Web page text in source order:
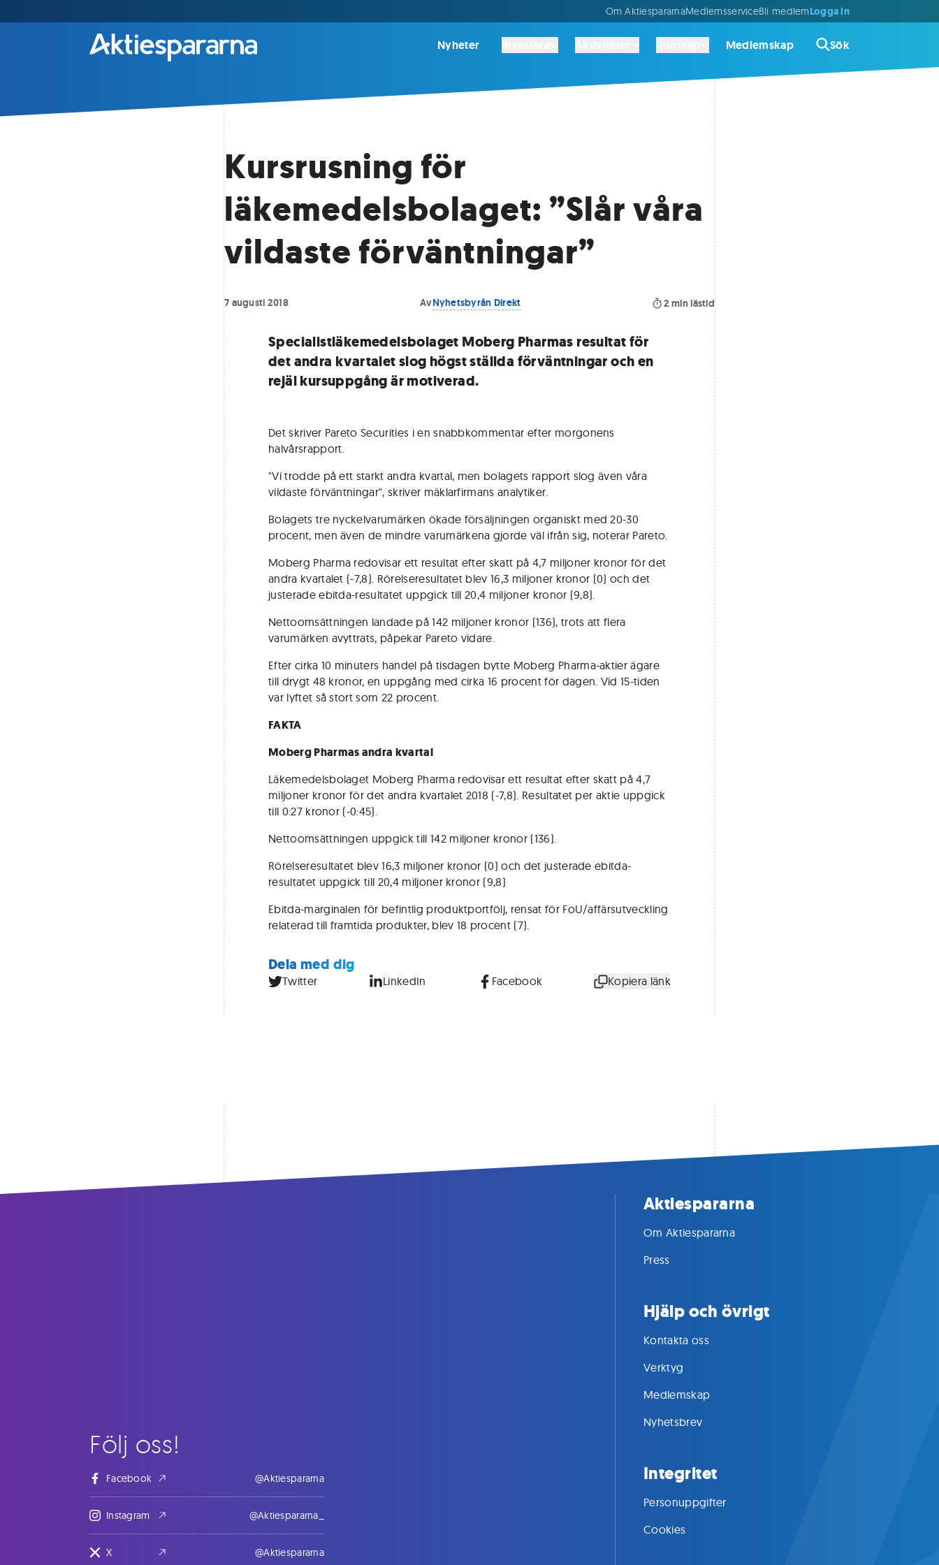
Om AktiespararnaMedlemsserviceBli medlemLogga in
Nyheter Medlemskap Sök
Kursrusning för
läkemedelsbolaget: ”Slår våra
vildaste förväntningar”
7 augusti 2018 AvNyhetsbyrån Direkt 2 min lästid
Specialistläkemedelsbolaget Moberg Pharmas resultat för
det andra kvartalet slog högst ställda förväntningar och en
rejäl kursuppgång är motiverad.
Det skriver Pareto Securities i en snabbkommentar efter morgonens
halvårsrapport.
"Vi trodde på ett starkt andra kvartal, men bolagets rapport slog även våra
vildaste förväntningar", skriver mäklarfirmans analytiker.
Bolagets tre nyckelvarumärken ökade försäljningen organiskt med 20-30
procent, men även de mindre varumärkena gjorde väl ifrån sig, noterar Pareto.
Moberg Pharma redovisar ett resultat efter skatt på 4,7 miljoner kronor för det
andra kvartalet (-7,8). Rörelseresultatet blev 16,3 miljoner kronor (0) och det
justerade ebitda-resultatet uppgick till 20,4 miljoner kronor (9,8).
Nettoomsättningen landade på 142 miljoner kronor (136), trots att flera
varumärken avyttrats, påpekar Pareto vidare.
Efter cirka 10 minuters handel på tisdagen bytte Moberg Pharma-aktier ägare
till drygt 48 kronor, en uppgång med cirka 16 procent för dagen. Vid 15-tiden
var lyftet så stort som 22 procent.
FAKTA
Moberg Pharmas andra kvartal
Läkemedelsbolaget Moberg Pharma redovisar ett resultat efter skatt på 4,7
miljoner kronor för det andra kvartalet 2018 (-7,8). Resultatet per aktie uppgick
till 0:27 kronor (-0:45).
Nettoomsättningen uppgick till 142 miljoner kronor (136).
Rörelseresultatet blev 16,3 miljoner kronor (0) och det justerade ebitda-
resultatet uppgick till 20,4 miljoner kronor (9,8)
Ebitda-marginalen för befintlig produktportfölj, rensat för FoU/affärsutveckling
relaterad till framtida produkter, blev 18 procent (7).
Dela med dig
Twitter LinkedIn Facebook Kopiera länk
Följ oss!
Facebook @Aktiespararna
Instagram @Aktiespararna_
X @Aktiespararna
Aktiespararna
Om Aktiespararna
Press
Hjälp och övrigt
Kontakta oss
Verktyg
Medlemskap
Nyhetsbrev
Integritet
Personuppgifter
Cookies